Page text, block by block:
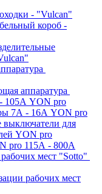
- "Vulcan"
короб -
аппаратура
105А YON pro
7А - 16А YON pro
выключатели для
YON pro
pro 115А - 800А
мест "Sotto"
рабочих мест